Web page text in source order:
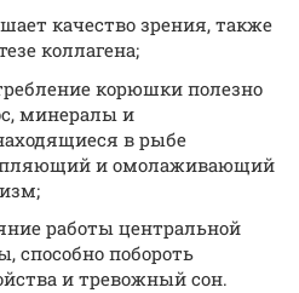
качество зрения, также
коллагена;
корюшки полезно
минералы и
в рыбе
и омолаживающий
работы центральной
способно побороть
и тревожный сон.